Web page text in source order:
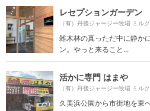
レセプションガーデン
（有）丹後ジャージー牧場 ミル
雑木林の真っただ中に静か
ン。やっと来ること...
活かに専門 はまや
（有）丹後ジャージー牧場 ミル
久美浜公園から市街地を東